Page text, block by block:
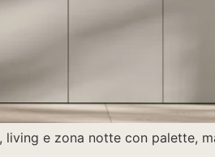
e zona notte con palette,